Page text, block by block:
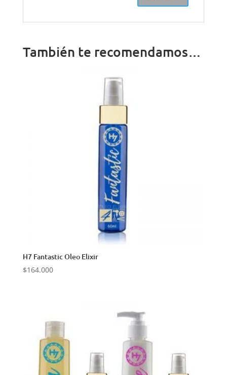
También te recomendamos…
H7 Fantastic Oleo Elixir
$164.000